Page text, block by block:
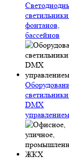
фонтанов,
бассейнов
DMX
управлением